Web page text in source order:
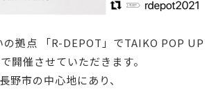
拠点 「R-DEPOT」でTAIKO POP UP
開催させていただきます。
野市の中心地にあり、